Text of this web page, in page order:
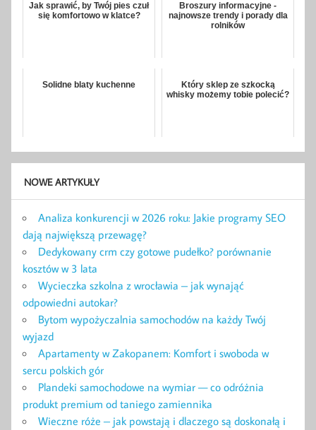
Jak sprawić, by Twój pies czuł
się komfortowo w klatce?
Broszury informacyjne -
najnowsze trendy i porady dla
rolników
Solidne blaty kuchenne
Który sklep ze szkocką
whisky możemy tobie polecić?
NOWE ARTYKUŁY
Analiza konkurencji w 2026 roku: Jakie programy SEO
dają największą przewagę?
Dedykowany crm czy gotowe pudełko? porównanie
kosztów w 3 lata
Wycieczka szkolna z wrocławia – jak wynająć
odpowiedni autokar?
Bytom wypożyczalnia samochodów na każdy Twój
wyjazd
Apartamenty w Zakopanem: Komfort i swoboda w
sercu polskich gór
Plandeki samochodowe na wymiar — co odróżnia
produkt premium od taniego zamiennika
Wieczne róże – jak powstają i dlaczego są doskonałą i